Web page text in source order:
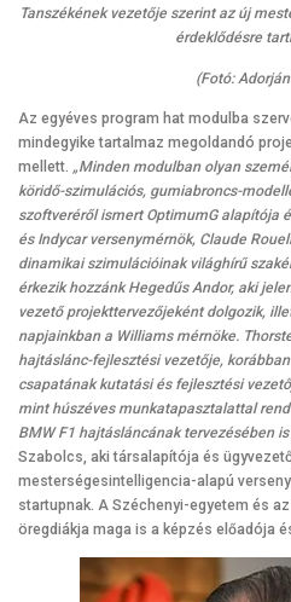
Tanszékének vezetője szerint az új
érdeklődésre
(Fotó:
Az egyéves program hat modulba
mindegyike tartalmaz megoldandó
mellett. „Minden modulban olyan
köridő-szimulációs, gumiabroncs-
szoftveréről ismert OptimumG alapítója
és Indycar versenymérnök, Claude
dinamikai szimulációinak világhírű
érkezik hozzánk Hegedűs Andor, aki
vezető projekttervezőjeként dolgozik,
napjainkban a Williams mérnöke.
hajtáslánc-fejlesztési vezetője,
csapatának kutatási és fejlesztési
mint húszéves munkatapasztalattal
BMW F1 hajtásláncának tervezésében
Szabolcs, aki társalapítója és
mesterségesintelligencia-alapú
startupnak. A Széchenyi-egyetem és
öregdiákja maga is a képzés előadója